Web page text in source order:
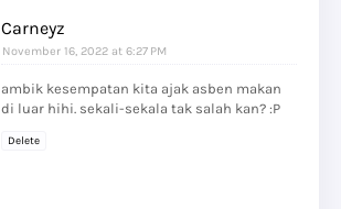
Carneyz
November 16, 2022 at 6:27 PM
ambik kesempatan kita ajak asben makan
di luar hihi. sekali-sekala tak salah kan? :P
Delete